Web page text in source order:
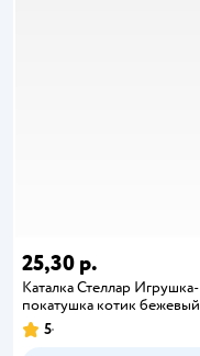
25,30 р.
Каталка Стеллар Игрушка-
покатушка котик бежевый
5